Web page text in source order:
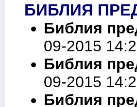
БИБЛИЯ
Библия
09-2015
Библия
09-2015
Библия